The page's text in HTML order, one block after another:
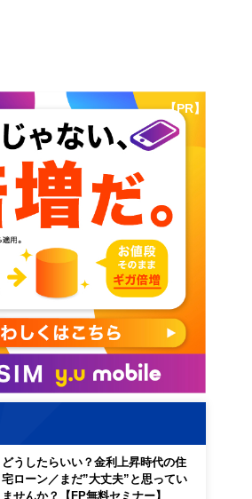
【PR】
どうしたらいい？金利上昇時代の住
宅ローン／まだ”大丈夫”と思ってい
ませんか？【FP無料セミナー】